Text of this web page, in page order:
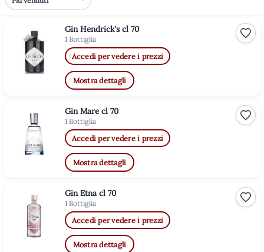
Gin Hendrick's cl 70
1 Bottiglia
Accedi per vedere i prezzi
Mostra dettagli
Gin Mare cl 70
1 Bottiglia
Accedi per vedere i prezzi
Mostra dettagli
Gin Etna cl 70
1 Bottiglia
Accedi per vedere i prezzi
Mostra dettagli